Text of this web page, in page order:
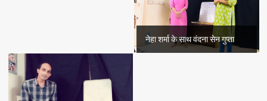
नेहा शर्मा के साथ वंदना सेन गुप्ता